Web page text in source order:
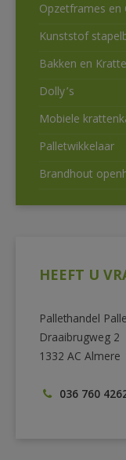
Opzetframes en
Kunststof
Bakken en
Dolly’s
Mobiele
Palletwikkelaar
Brandhout
HEEFT U
Pallethandel
Draaibrugweg 2
1332 AC Almere
036 760